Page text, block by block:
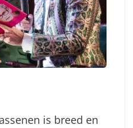
is breed en